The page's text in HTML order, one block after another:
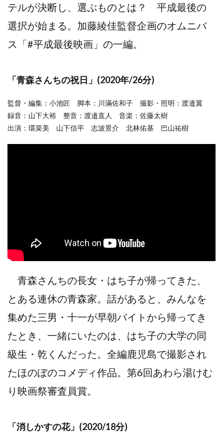
テルが決断し、選ぶものとは？ 平成最後の
選択が始まる。加藤綾佳監督企画のオムニバ
ス「#平成最後映画」の⼀編。
「⻘森さんちの祝⽇」(2020年/26分)
監督・編集：小池匠 脚本：川滿佐和子 撮影・照明：渡邉翼
録音：山下大裕 整音：渡邉直人 音楽：佐藤太樹
出演：環菜美 山下信平 志波景介 北林佑基 巴山祐樹
青森さんちの長女・はち子が帰ってきた、
とある連休の青森家。話があると、みんなを
集めた三男・十一が早朝バイトから帰ってき
たとき、一緒にいたのは、はち子の大学の同
級生・乾くんだった。全編鹿児島で撮影され
たほのぼのコメディ作品。第6回あわら湯けむ
り映画祭審査員賞。
「消しかすの花」(2020/18分)